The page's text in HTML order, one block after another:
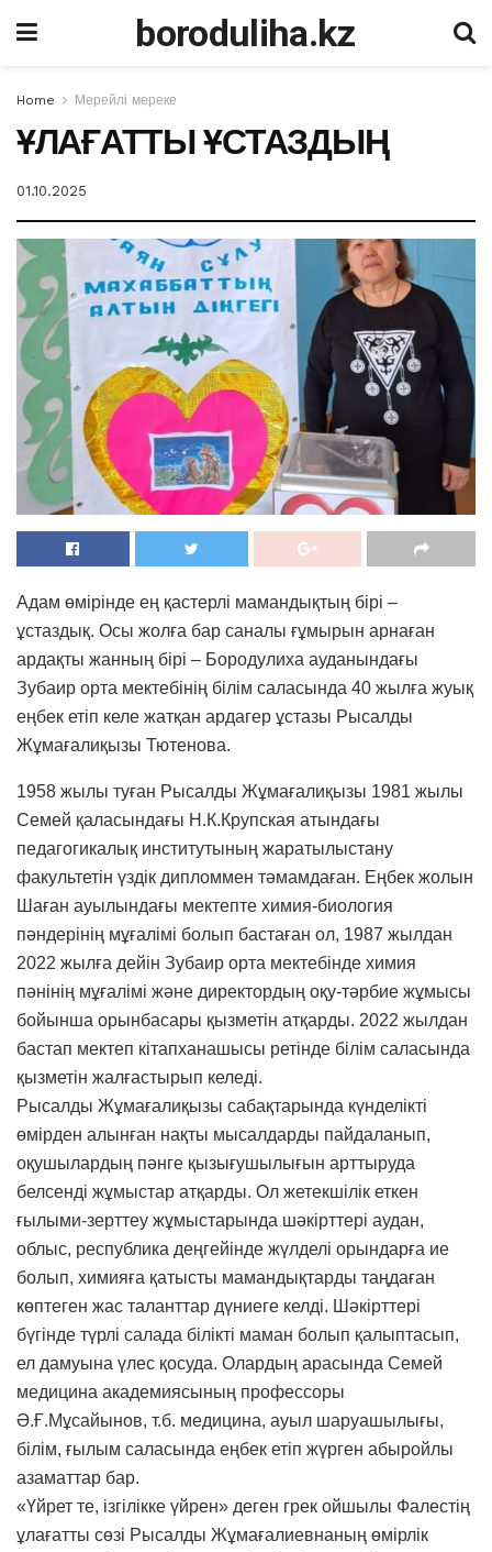
boroduliha.kz
Home Мерейлі мереке
ҰЛАҒАТТЫ ҰСТАЗДЫҢ
01.10.2025
Адам өмірінде ең қастерлі мамандықтың бірі –
ұстаздық. Осы жолға бар саналы ғұмырын арнаған
ардақты жанның бірі – Бородулиха ауданындағы
Зубаир орта мектебінің білім саласында 40 жылға жуық
еңбек етіп келе жатқан ардагер ұстазы Рысалды
Жұмағалиқызы Тютенова.
1958 жылы туған Рысалды Жұмағалиқызы 1981 жылы
Семей қаласындағы Н.К.Крупская атындағы
педагогикалық институтының жаратылыстану
факультетін үздік дипломмен тәмамдаған. Еңбек жолын
Шаған ауылындағы мектепте химия-биология
пәндерінің мұғалімі болып бастаған ол, 1987 жылдан
2022 жылға дейін Зубаир орта мектебінде химия
пәнінің мұғалімі және директордың оқу-тәрбие жұмысы
бойынша орынбасары қызметін атқарды. 2022 жылдан
бастап мектеп кітапханашысы ретінде білім саласында
қызметін жалғастырып келеді.
Рысалды Жұмағалиқызы сабақтарында күнделікті
өмірден алынған нақты мысалдарды пайдаланып,
оқушылардың пәнге қызығушылығын арттыруда
белсенді жұмыстар атқарды. Ол жетекшілік еткен
ғылыми-зерттеу жұмыстарында шәкірттері аудан,
облыс, республика деңгейінде жүлделі орындарға ие
болып, химияға қатысты мамандықтарды таңдаған
көптеген жас таланттар дүниеге келді. Шәкірттері
бүгінде түрлі салада білікті маман болып қалыптасып,
ел дамуына үлес қосуда. Олардың арасында Семей
медицина академиясының профессоры
Ә.Ғ.Мұсайынов, т.б. медицина, ауыл шаруашылығы,
білім, ғылым саласында еңбек етіп жүрген абыройлы
азаматтар бар.
«Үйрет те, ізгілікке үйрен» деген грек ойшылы Фалестің
ұлағатты сөзі Рысалды Жұмағалиевнаның өмірлік